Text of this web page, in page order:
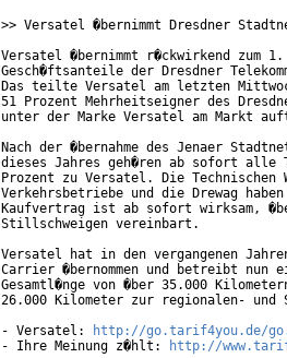
>> Versatel �bernimmt Dresdner
Versatel �bernimmt r�ckwirkend zum
Gesch�ftsanteile der Dresdner
Das teilte Versatel am letzten
51 Prozent Mehrheitseigner des
unter der Marke Versatel am Markt
Nach der �bernahme des Jenaer
dieses Jahres geh�ren ab sofort alle
Prozent zu Versatel. Die Technischen
Verkehrsbetriebe und die Drewag
Kaufvertrag ist ab sofort wirksam,
Stillschweigen vereinbart.
Versatel hat in den vergangenen
Carrier �bernommen und betreibt nun
Gesamtl�nge von �ber 35.000
26.000 Kilometer zur regionalen- und
- Versatel:
http://go.tarif4you.de/
- Ihre Meinung z�hlt:
http://